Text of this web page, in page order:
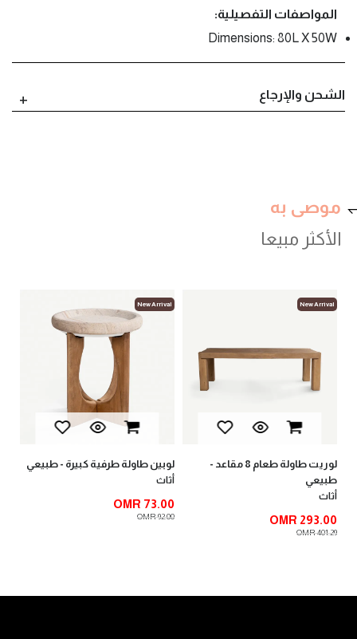
المواصفات التفصيلية:
Dimensions: 80L X 50W
الشحن والإرجاع
موصى به
New Arrival
لوريت طاولة طعام 8 مقاعد -
طبيعي
أثاث
OMR 293.00
OMR 401.29
New Arrival
لوبين طاولة طرفية كبيرة - طبيعي
أثاث
OMR 73.00
OMR 92.00
الأكثر مبيعا